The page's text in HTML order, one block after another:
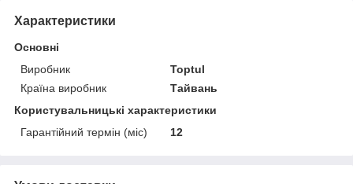
Характеристики
Основні
Виробник
Toptul
Країна виробник
Тайвань
Користувальницькі характеристики
Гарантійний термін (міс)
12